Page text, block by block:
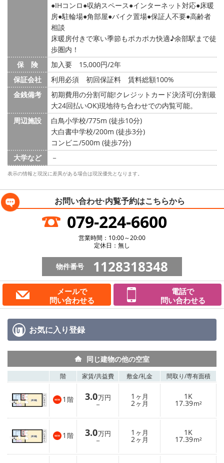
IHコンロ 収納スペース インターネット対応 床暖
房 駐輪場 角部屋 バイク置場 保証人不要 高齢者
相談
床暖房付きで寒い季節もポカポカ快適♪余部駅まで徒
歩圏内！
保 険
加入要 15,000円/2年
保証会社
利用必須 初回保証料 賃料総額100%
金銭備考
初期費用の分割可能!クレジットカード決済可(分割最
大24回払いOK)現地待ち合わせでの内覧可能。
周辺施設
白鳥小学校/775m (徒歩10分)
大白書中学校/200m (徒歩3分)
コンビニ/500m (徒歩7分)
大学など
－
表示の情報と現況に差異がある場合は現況優先となります。
お問い合わせ·内覧予約はこちらから
079-224-6600
営業時間：10:00～20:00
定休日：無し
物件番号 1128318348
メールで
問い合わせる
電話で
問い合わせる
お気に入り登録
同じ建物の他の空室
階 家賃/共益費 敷金/礼金 間取り/専有面積
1 階 3.0万円
－
1 ヶ月
2ヶ月
1K
17.39m²
1 階 3.0万円
－
1 ヶ月
2ヶ月
1K
17.39m²